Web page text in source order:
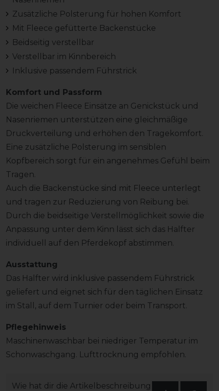
Zusätzliche Polsterung für hohen Komfort
Mit Fleece gefütterte Backenstücke
Beidseitig verstellbar
Verstellbar im Kinnbereich
Inklusive passendem Führstrick
Komfort und Passform
Die weichen Fleece Einsätze an Genickstück und
Nasenriemen unterstützen eine gleichmäßige
Druckverteilung und erhöhen den Tragekomfort.
Eine zusätzliche Polsterung im sensiblen
Kopfbereich sorgt für ein angenehmes Gefühl beim
Tragen.
Auch die Backenstücke sind mit Fleece unterlegt
und tragen zur Reduzierung von Reibung bei.
Durch die beidseitige Verstellmöglichkeit sowie die
Anpassung unter dem Kinn lässt sich das Halfter
individuell auf den Pferdekopf abstimmen.
Ausstattung
Das Halfter wird inklusive passendem Führstrick
geliefert und eignet sich für den täglichen Einsatz
im Stall, auf dem Turnier oder beim Transport.
Pflegehinweis
Maschinenwaschbar bei niedriger Temperatur im
Schonwaschgang. Lufttrocknung empfohlen.
Wie hat dir die Artikelbeschreibung